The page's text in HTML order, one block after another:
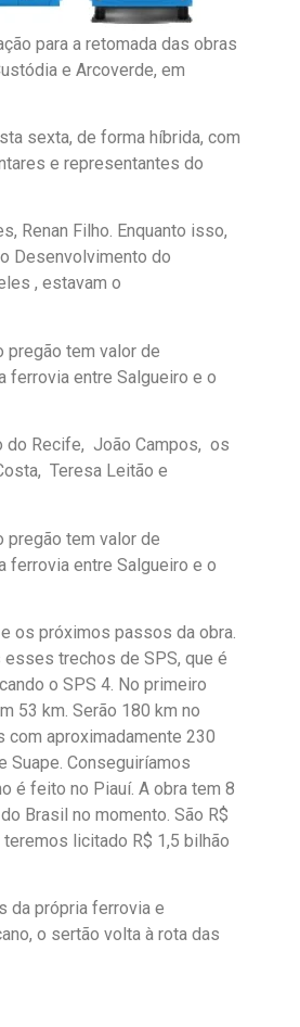
para a retomada das obras
e Arcoverde, em
sexta, de forma híbrida, com
e representantes do
Renan Filho. Enquanto isso,
Desenvolvimento do
, estavam o
pregão tem valor de
ferrovia entre Salgueiro e o
do Recife, João Campos, os
Teresa Leitão e
pregão tem valor de
ferrovia entre Salgueiro e o
os próximos passos da obra.
trechos de SPS, que é
o SPS 4. No primeiro
53 km. Serão 180 km no
aproximadamente 230
Suape. Conseguiríamos
é feito no Piauí. A obra tem 8
Brasil no momento. São R$
licitado R$ 1,5 bilhão
da própria ferrovia e
o sertão volta à rota das